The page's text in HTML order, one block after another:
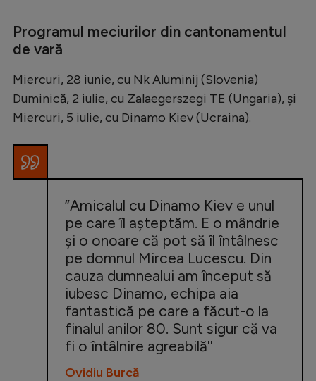
Programul meciurilor din cantonamentul
de vară
Miercuri, 28 iunie, cu Nk Aluminij (Slovenia)
Duminică, 2 iulie, cu Zalaegerszegi TE (Ungaria), și
Miercuri, 5 iulie, cu Dinamo Kiev (Ucraina).
”Amicalul cu Dinamo Kiev e unul
pe care îl așteptăm. E o mândrie
și o onoare că pot să îl întâlnesc
pe domnul Mircea Lucescu. Din
cauza dumnealui am început să
iubesc Dinamo, echipa aia
fantastică pe care a făcut-o la
finalul anilor 80. Sunt sigur că va
fi o întâlnire agreabilă''
Ovidiu Burcă